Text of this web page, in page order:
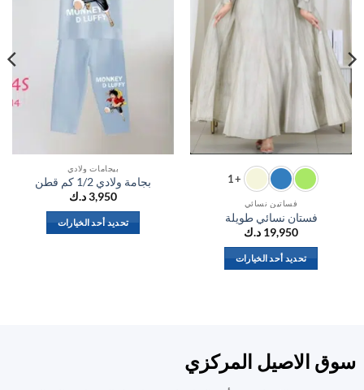
+1
فساتين نسائي
فستان نسائي طويلة
19,950د.ك
تحديد أحد الخيارات
لهذا
بيجامات ولادي
بجامة ولادي 1/2 كم قطن
3,950د.ك
تحديد أحد الخيارات
الاصيل المركزي